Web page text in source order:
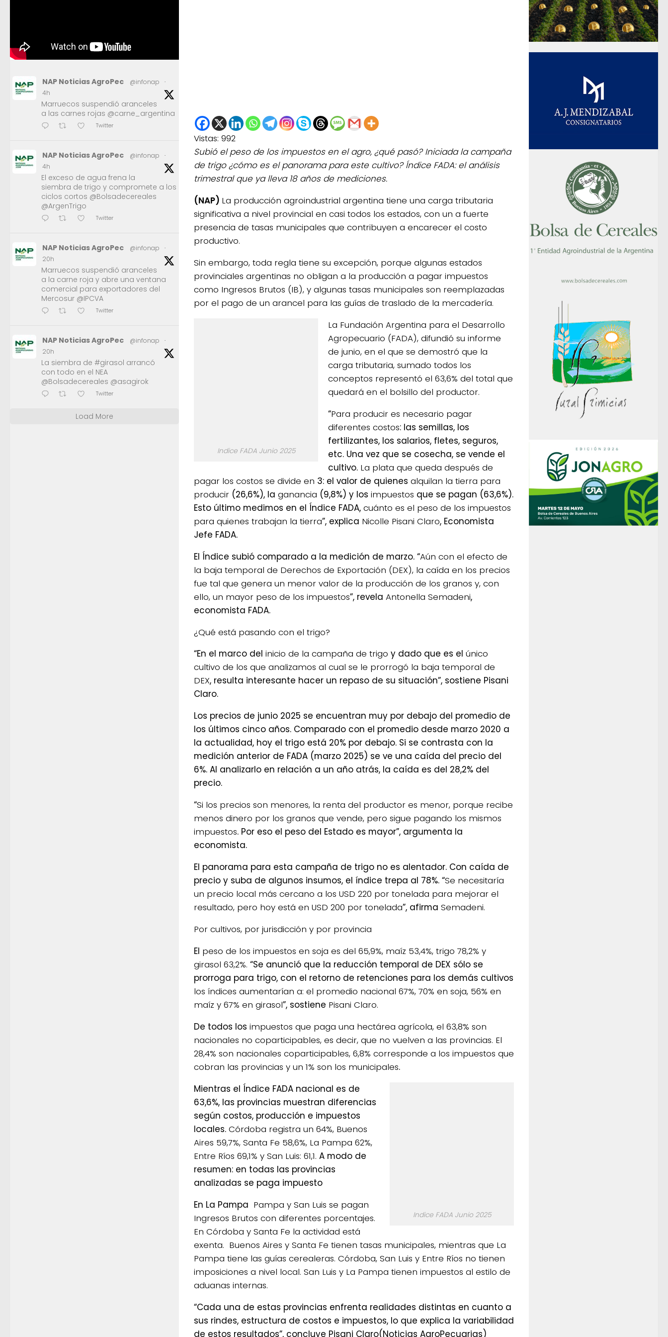
Vistas: 992
Subió el peso de los impuestos en el agro, ¿qué pasó? Iniciada la campaña
de trigo ¿cómo es el panorama para este cultivo? Índice FADA: el análisis
trimestral que ya lleva 18 años de mediciones.
(NAP) La producción agroindustrial argentina tiene una carga tributaria
significativa a nivel provincial en casi todos los estados, con un a fuerte
presencia de tasas municipales que contribuyen a encarecer el costo
productivo.
Sin embargo, toda regla tiene su excepción, porque algunas estados
provinciales argentinas no obligan a la producción a pagar impuestos
como Ingresos Brutos (IB), y algunas tasas municipales son reemplazadas
por el pago de un arancel para las guías de traslado de la mercadería.
Indice FADA Junio 2025
La Fundación Argentina para el Desarrollo
Agropecuario (FADA), difundió su informe
de junio, en el que se demostró que la
carga tributaria, sumado todos los
conceptos representó el 63,6% del total que
quedará en el bolsillo del productor.
“Para producir es necesario pagar
diferentes costos: las semillas, los
fertilizantes, los salarios, fletes, seguros,
etc. Una vez que se cosecha, se vende el
cultivo. La plata que queda después de
pagar los costos se divide en 3: el valor de quienes alquilan la tierra para
producir (26,6%), la ganancia (9,8%) y los impuestos que se pagan (63,6%).
Esto último medimos en el Índice FADA, cuánto es el peso de los impuestos
para quienes trabajan la tierra”, explica Nicolle Pisani Claro, Economista
Jefe FADA.
El Índice subió comparado a la medición de marzo. “Aún con el efecto de
la baja temporal de Derechos de Exportación (DEX), la caída en los precios
fue tal que genera un menor valor de la producción de los granos y, con
ello, un mayor peso de los impuestos”, revela Antonella Semadeni,
economista FADA.
¿Qué está pasando con el trigo?
“En el marco del inicio de la campaña de trigo y dado que es el único
cultivo de los que analizamos al cual se le prorrogó la baja temporal de
DEX, resulta interesante hacer un repaso de su situación”, sostiene Pisani
Claro.
Los precios de junio 2025 se encuentran muy por debajo del promedio de
los últimos cinco años. Comparado con el promedio desde marzo 2020 a
la actualidad, hoy el trigo está 20% por debajo. Si se contrasta con la
medición anterior de FADA (marzo 2025) se ve una caída del precio del
6%. Al analizarlo en relación a un año atrás, la caída es del 28,2% del
precio.
“Si los precios son menores, la renta del productor es menor, porque recibe
menos dinero por los granos que vende, pero sigue pagando los mismos
impuestos. Por eso el peso del Estado es mayor”, argumenta la
economista.
El panorama para esta campaña de trigo no es alentador. Con caída de
precio y suba de algunos insumos, el índice trepa al 78%. “Se necesitaría
un precio local más cercano a los USD 220 por tonelada para mejorar el
resultado, pero hoy está en USD 200 por tonelada”, afirma Semadeni.
Por cultivos, por jurisdicción y por provincia
El peso de los impuestos en soja es del 65,9%, maíz 53,4%, trigo 78,2% y
girasol 63,2%. “Se anunció que la reducción temporal de DEX sólo se
prorroga para trigo, con el retorno de retenciones para los demás cultivos
los índices aumentarían a: el promedio nacional 67%, 70% en soja, 56% en
maíz y 67% en girasol”, sostiene Pisani Claro.
De todos los impuestos que paga una hectárea agrícola, el 63,8% son
nacionales no coparticipables, es decir, que no vuelven a las provincias. El
28,4% son nacionales coparticipables, 6,8% corresponde a los impuestos que
cobran las provincias y un 1% son los municipales.
Indice FADA Junio 2025
Mientras el Índice FADA nacional es de
63,6%, las provincias muestran diferencias
según costos, producción e impuestos
locales. Córdoba registra un 64%, Buenos
Aires 59,7%, Santa Fe 58,6%, La Pampa 62%,
Entre Ríos 69,1% y San Luis: 61,1. A modo de
resumen: en todas las provincias
analizadas se paga impuesto
En La Pampa Pampa y San Luis se pagan
Ingresos Brutos con diferentes porcentajes.
En Córdoba y Santa Fe la actividad está
exenta. Buenos Aires y Santa Fe tienen tasas municipales, mientras que La
Pampa tiene las guías cerealeras. Córdoba, San Luis y Entre Ríos no tienen
imposiciones a nivel local. San Luis y La Pampa tienen impuestos al estilo de
aduanas internas.
“Cada una de estas provincias enfrenta realidades distintas en cuanto a
sus rindes, estructura de costos e impuestos, lo que explica la variabilidad
de estos resultados”, concluye Pisani Claro(Noticias AgroPecuarias)
NAP Noticias AgroPec @infonap
·
4h
Marruecos suspendió aranceles
a las carnes rojas @carne_argentina
Twitter
NAP Noticias AgroPec @infonap
·
4h
El exceso de agua frena la
siembra de trigo y compromete a los
ciclos cortos @Bolsadecereales
@ArgenTrigo
Twitter
NAP Noticias AgroPec @infonap
·
20h
Marruecos suspendió aranceles
a la carne roja y abre una ventana
comercial para exportadores del
Mercosur @IPCVA
Twitter
NAP Noticias AgroPec @infonap
·
20h
La siembra de #girasol arrancó
con todo en el NEA
@Bolsadecereales @asagirok
Twitter
Load More